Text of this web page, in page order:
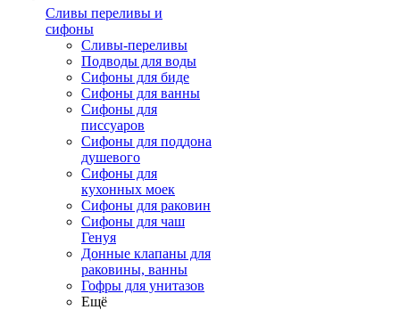
Сливы переливы и
сифоны
Сливы-переливы
Подводы для воды
Сифоны для биде
Сифоны для ванны
Сифоны для
писсуаров
Сифоны для поддона
душевого
Сифоны для
кухонных моек
Сифоны для раковин
Сифоны для чаш
Генуя
Донные клапаны для
раковины, ванны
Гофры для унитазов
Ещё